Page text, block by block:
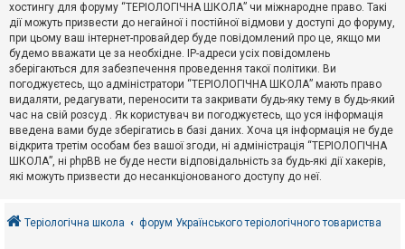
А
к
т
и
в
н
т
е
м
и
о
хостингу для форуму “ТЕРІОЛОГІЧНА ШКОЛА” чи міжнародне право. Такі
дії можуть призвести до негайної і постійної відмови у доступі до форуму,
при цьому ваш інтернет-провайдер буде повідомлений про це, якщо ми
будемо вважати це за необхідне. IP-адреси усіх повідомлень
зберігаються для забезпечення проведення такої політики. Ви
погоджуєтесь, що адміністратори “ТЕРІОЛОГІЧНА ШКОЛА” мають право
видаляти, редагувати, переносити та закривати будь-яку тему в будь-який
час на свій розсуд . Як користувач ви погоджуєтесь, що уся інформація
введена вами буде зберігатись в базі даних. Хоча ця інформація не буде
відкрита третім особам без вашої згоди, ні адміністрація “ТЕРІОЛОГІЧНА
ШКОЛА”, ні phpBB не буде нести відповідальність за будь-які дії хакерів,
які можуть призвести до несанкціонованого доступу до неї.
Теріологічна школа форум Українського теріологічного товариства